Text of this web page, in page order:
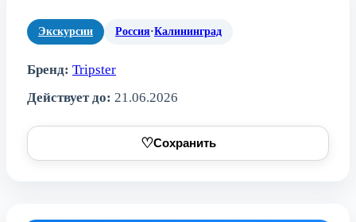
Экскурсии Россия·Калининград
Бренд: Tripster
Действует до: 21.06.2026
♡Сохранить